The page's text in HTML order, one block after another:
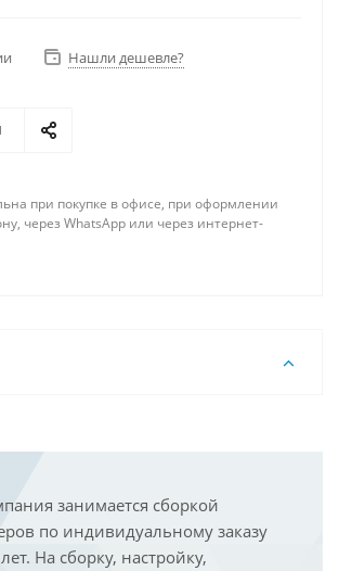
Нашли дешевле?
при покупке в офисе, при оформлении
через WhatsApp или через интернет-
занимается сборкой
по индивидуальному заказу
На сборку, настройку,